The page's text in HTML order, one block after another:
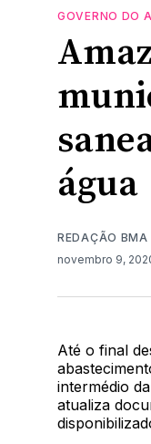
GOVERNO DO
água
REDAÇÃO BMA
novembro 9,
Até o final
intermédio
atualiza